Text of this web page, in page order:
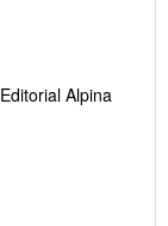
Alpina